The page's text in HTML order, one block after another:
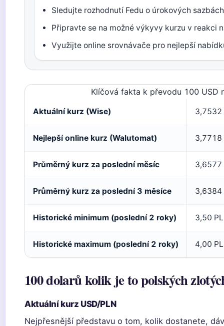
Sledujte rozhodnutí Fedu o úrokových sazbách
Připravte se na možné výkyvy kurzu v reakci
Využijte online srovnávače pro nejlepší
Klíčová fakta k převodu 100 USD
Aktuální kurz (Wise) 3,7532
Nejlepší online kurz (Walutomat) 3,7718
Průměrný kurz za poslední měsíc 3,6577
Průměrný kurz za poslední 3 měsíce 3,6384
Historické minimum (poslední 2 roky) 3,50
Historické maximum (poslední 2 roky) 4,00
100 dolarů kolik je to polských
Aktuální kurz USD/PLN
Nejpřesnější představu o tom, kolik dostanete,